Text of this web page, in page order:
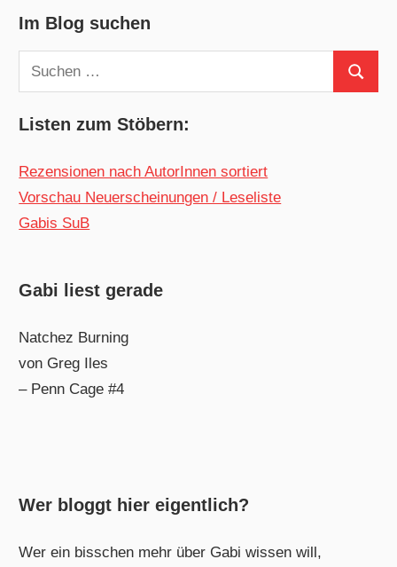
Im Blog suchen
Suchen
nach:
Suchen
Listen zum Stöbern:
Rezensionen nach AutorInnen sortiert
Vorschau Neuerscheinungen / Leseliste
Gabis SuB
Gabi liest gerade
Natchez Burning
von Greg Iles
– Penn Cage #4
Wer bloggt hier eigentlich?
Wer ein bisschen mehr über Gabi wissen will,